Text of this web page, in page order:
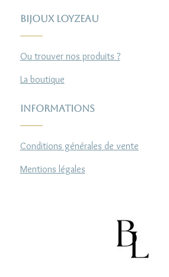
Bijoux Loyzeau
Ou trouver nos produits ?
La boutique
Informations
Conditions générales de vente
Mentions légales